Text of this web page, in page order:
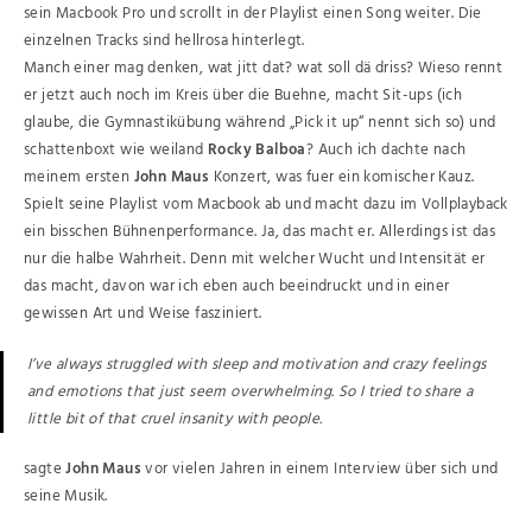
sein Macbook Pro und scrollt in der Playlist einen Song weiter. Die
einzelnen Tracks sind hellrosa hinterlegt.
Manch einer mag denken, wat jitt dat? wat soll dä driss? Wieso rennt
er jetzt auch noch im Kreis über die Buehne, macht Sit-ups (ich
glaube, die Gymnastikübung während „Pick it up“ nennt sich so) und
schattenboxt wie weiland Rocky Balboa? Auch ich dachte nach
meinem erstenJohn Maus Konzert, was fuer ein komischer Kauz.
Spielt seine Playlist vom Macbook ab und macht dazu im Vollplayback
ein bisschen Bühnenperformance. Ja, das macht er. Allerdings ist das
nur die halbe Wahrheit. Denn mit welcher Wucht und Intensität er
das macht, davon war ich eben auch beeindruckt und in einer
gewissen Art und Weise fasziniert.
I’ve always struggled with sleep and motivation and crazy feelings
and emotions that just seem overwhelming. So I tried to share a
little bit of that cruel insanity with people.
sagteJohn Mausvor vielen Jahren in einem Interview über sich und
seine Musik.